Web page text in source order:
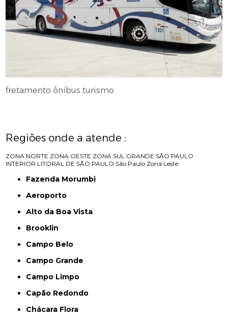
fretamento ônibus turismo
Regiões onde a atende :
ZONA NORTE ZONA OESTE ZONA SUL GRANDE SÃO PAULO
INTERIOR LITORAL DE SÃO PAULO São Paulo Zona Leste
Fazenda Morumbi
Aeroporto
Alto da Boa Vista
Brooklin
Campo Belo
Campo Grande
Campo Limpo
Capão Redondo
Chácara Flora